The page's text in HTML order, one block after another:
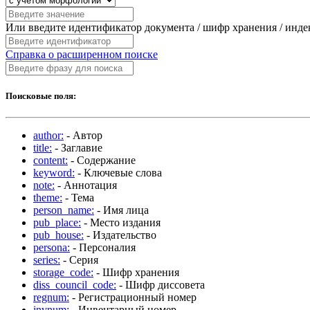
Или введите идентификатор документа / шифр хранения /
Справка о расширенном поиске
Поисковые поля:
author: - Автор
title: - Заглавие
content: - Содержание
keyword: - Ключевые слова
note: - Аннотация
theme: - Тема
person_name: - Имя лица
pub_place: - Место издания
pub_house: - Издательство
persona: - Персоналия
series: - Серия
storage_code: - Шифр хранения
diss_council_code: - Шифр диссовета
regnum: - Регистрационный номер